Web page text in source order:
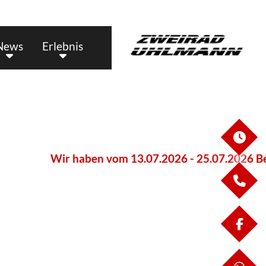
Erlebnis
Wir haben vom 13.07.2026 - 25.07.2026